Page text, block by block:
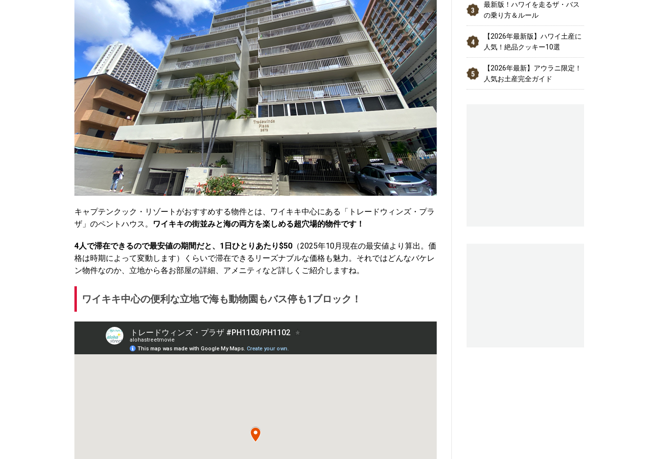
キャプテンクック・リゾートがおすすめする物件とは、ワイキキ中心にある「トレードウィンズ・プラ
ザ」のペントハウス。
ワイキキの街並みと海の両方を楽しめる超穴場的物件です！
4人で滞在できるので最安値の期間だと、1日ひとりあたり$50（2025年10月現在の最安値より算出。価
格は時期によって変動します）くらいで滞在できるリーズナブルな価格も魅力。それではどんなバケレ
ン物件なのか、立地から各お部屋の詳細、アメニティなど詳しくご紹介しますね。
ワイキキ中心の便利な立地で海も動物園もバス停も1ブロック！
最新版！ハワイを走るザ・バス
の乗り方＆ルール
【2026年最新版】ハワイ土産に
人気！絶品クッキー10選
【2026年最新】アウラニ限定！
人気お土産完全ガイド